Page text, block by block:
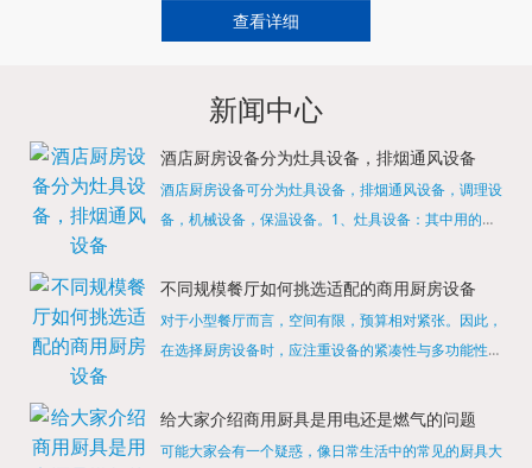
查看详细
新闻中心
酒店厨房设备分为灶具设备，排烟通风设备
酒店厨房设备可分为灶具设备，排烟通风设备，调理设
备，机械设备，保温设备。1、灶具设备：其中用的较
缺少的，经过相关检测证明的合格设备才能进行使用，
不同规模餐厅如何挑选适配的商用厨房设备
对于小型餐厅而言，空间有限，预算相对紧张。因此，
在选择厨房设备时，应注重设备的紧凑性与多功能性。
烹饪设备，既能节省空间，又能满足多样化的烹饪需
给大家介绍商用厨具是用电还是燃气的问题
可能大家会有一个疑惑，像日常生活中的常见的厨具大